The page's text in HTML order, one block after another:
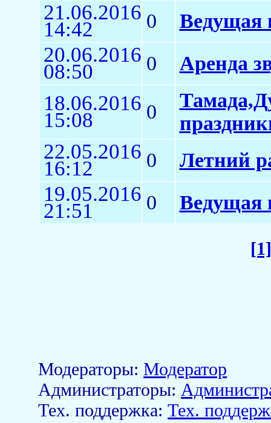
21.06.2016
14:42 0 Ведущая
20.06.2016
08:50 0 Аренда
18.06.2016
15:08 0
22.05.2016
16:12 0 Летний
19.05.2016
21:51 0 Ведущая
[1]
Модераторы:Модератор
Aдминистраторы:
Тех. поддержка:Тех.